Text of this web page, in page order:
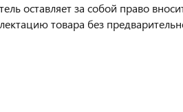
оставляет за собой право
товара без